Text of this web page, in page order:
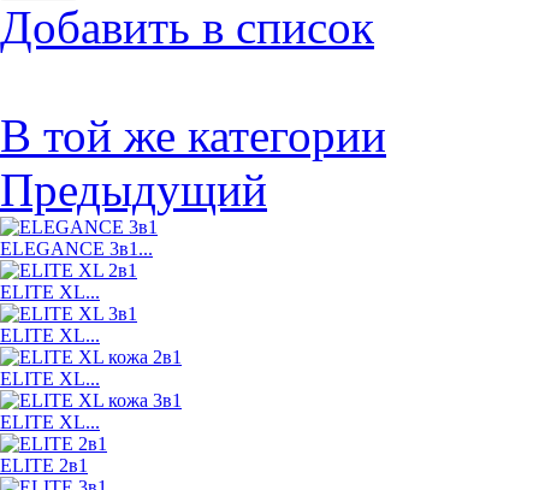
Добавить в список
В той же категории
Предыдущий
ELEGANCE 3в1...
ELITE XL...
ELITE XL...
ELITE XL...
ELITE XL...
ELITE 2в1